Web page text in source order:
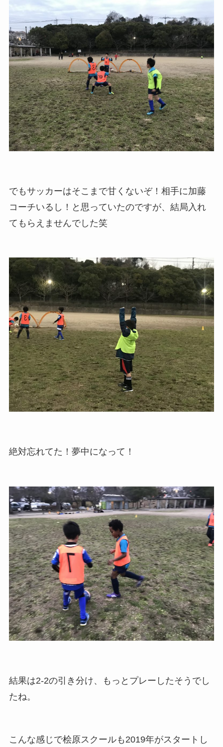
でもサッカーはそこまで甘くないぞ！相手に加藤
コーチいるし！と思っていたのですが、結局入れ
てもらえませんでした笑
絶対忘れてた！夢中になって！
結果は2-2の引き分け、もっとプレーしたそうでし
たね。
こんな感じで桧原スクールも2019年がスタートし